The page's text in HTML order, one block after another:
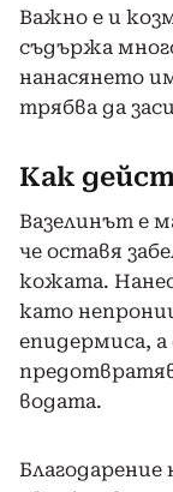
Важно е и
съдържа
нанасянето
трябва да
Как
Вазелинът е
че оставя
кожата.
като
епидермиса, а
водата.